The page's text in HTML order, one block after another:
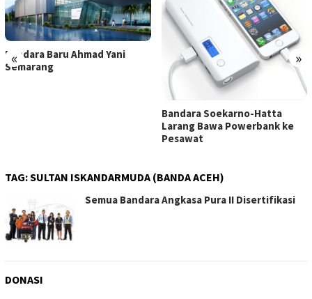
« »
Bandara Baru Ahmad Yani
Semarang
Bandara Soekarno-Hatta
Larang Bawa Powerbank ke
Pesawat
TAG:SULTAN ISKANDARMUDA (BANDA ACEH)
Semua Bandara Angkasa Pura II Disertifikasi
DONASI